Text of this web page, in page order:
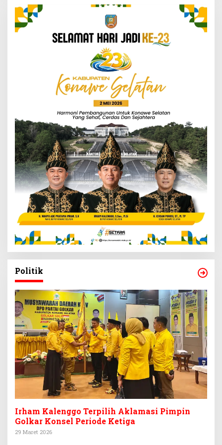
Politik
Irham Kalenggo Terpilih Aklamasi Pimpin
Golkar Konsel Periode Ketiga
29 Maret 2026